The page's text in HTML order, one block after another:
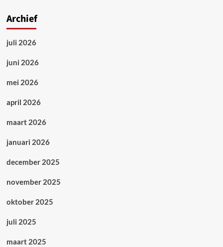
Archief
juli 2026
juni 2026
mei 2026
april 2026
maart 2026
januari 2026
december 2025
november 2025
oktober 2025
juli 2025
maart 2025